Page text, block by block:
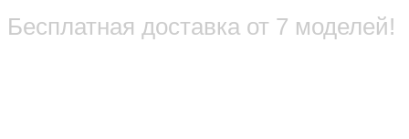
Бесплатная доставка от 7 моделей!